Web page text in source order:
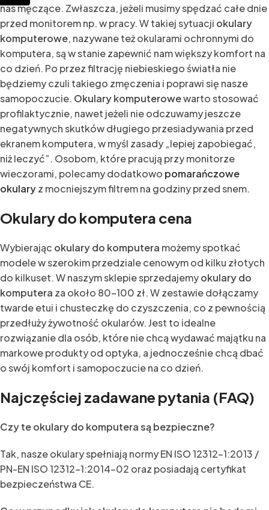
nas męczące. Zwłaszcza, jeżeli musimy spędzać całe dnie
przed monitorem np. w pracy. W takiej sytuacji okulary
komputerowe, nazywane też okularami ochronnymi do
komputera, są w stanie zapewnić nam większy komfort na
co dzień. Po przez filtrację niebieskiego światła nie
będziemy czuli takiego zmęczenia i poprawi się nasze
samopoczucie. Okulary komputerowewarto stosować
profilaktycznie, nawet jeżeli nie odczuwamy jeszcze
negatywnych skutków długiego przesiadywania przed
ekranem komputera, w myśl zasady „lepiej zapobiegać,
niż leczyć”. Osobom, które pracują przy monitorze
wieczorami, polecamy dodatkowo pomarańczowe
okularyz mocniejszym filtrem na godziny przed snem.
Okulary do komputera cena
Wybierając okulary do komputera możemy spotkać
modele w szerokim przedziale cenowym od kilku złotych
do kilkuset. W naszym sklepie sprzedajemyokulary do
komputera za około 80-100 zł. W zestawie dołączamy
twarde etui i chusteczkę do czyszczenia, co z pewnością
przedłuży żywotność okularów. Jest to idealne
rozwiązanie dla osób, które nie chcą wydawać majątku na
markowe produkty od optyka, a jednocześnie chcą dbać
o swój komfort i samopoczucie na co dzień.
Najczęściej zadawane pytania (FAQ)
Czy te okulary do komputera są bezpieczne?
Tak, nasze okulary spełniają normy EN ISO 12312-1:2013 /
PN-EN ISO 12312-1:2014-02 oraz posiadają certyfikat
bezpieczeństwa CE.